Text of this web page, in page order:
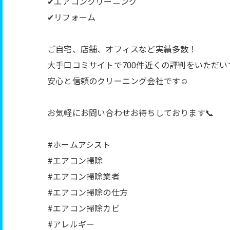
✔︎リフォーム
ご自宅、店舗、オフィスなど実績多数！
大手口コミサイトで700件近くの評判をいただ
安心と信頼のクリーニング会社です☺️
お気軽にお問い合わせお待ちしております📞
#ホームアシスト
#エアコン掃除
#エアコン掃除業者
#エアコン掃除の仕方
#エアコン掃除カビ
#アレルギー